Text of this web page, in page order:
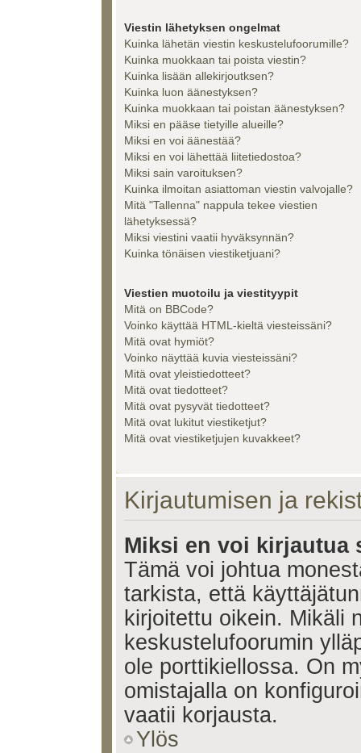
Viestin lähetyksen ongelmat
Kuinka lähetän viestin keskustelufoorumille?
Kuinka muokkaan tai poista viestin?
Kuinka lisään allekirjoutksen?
Kuinka luon äänestyksen?
Kuinka muokkaan tai poistan äänestyksen?
Miksi en pääse tietyille alueille?
Miksi en voi äänestää?
Miksi en voi lähettää liitetiedostoa?
Miksi sain varoituksen?
Kuinka ilmoitan asiattoman viestin valvojalle?
Mitä "Tallenna" nappula tekee viestien
lähetyksessä?
Miksi viestini vaatii hyväksynnän?
Kuinka tönäisen viestiketjuani?
Viestien muotoilu ja viestityypit
Mitä on BBCode?
Voinko käyttää HTML-kieltä viesteissäni?
Mitä ovat hymiöt?
Voinko näyttää kuvia viesteissäni?
Mitä ovat yleistiedotteet?
Mitä ovat tiedotteet?
Mitä ovat pysyvät tiedotteet?
Mitä ovat lukitut viestiketjut?
Mitä ovat viestiketjujen kuvakkeet?
Kirjautumisen ja
Miksi en voi kirjautua
Tämä voi johtua
tarkista, että
kirjoitettu oikein. Mikäli
keskustelufoorumin
ole porttikiellossa. On
omistajalla on
vaatii korjausta.
Ylös